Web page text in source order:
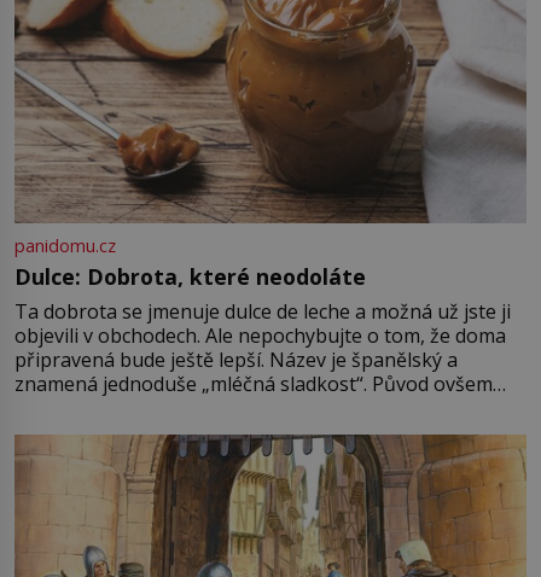
panidomu.cz
Dulce: Dobrota, které neodoláte
Ta dobrota se jmenuje dulce de leche a možná už jste ji
objevili v obchodech. Ale nepochybujte o tom, že doma
připravená bude ještě lepší. Název je španělský a
znamená jednoduše „mléčná sladkost“. Původ ovšem
pře hned několik latinskoamerických zemí a k tomu
Francie, kde se traduje,